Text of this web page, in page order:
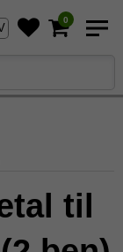
0
til